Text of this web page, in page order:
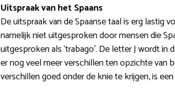
Uitspraak van het Spaans
De uitspraak van de Spaanse taal is erg lastig
namelijk niet uitgesproken door mensen die
uitgesproken als ‘trabago’. De letter J wordt
er nog veel meer verschillen ten opzichte van
verschillen goed onder de knie te krijgen, is